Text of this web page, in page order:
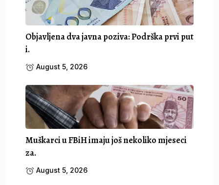
Objavljena dva javna poziva: Podrška prvi put
i.
August 5, 2026
Muškarci u FBiH imaju još nekoliko mjeseci
za.
August 5, 2026